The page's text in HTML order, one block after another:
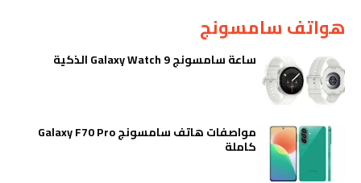
هواتف سامسونج
ساعة سامسونج Galaxy Watch 9 الذكية
مواصفات هاتف سامسونج Galaxy F70 Pro
كاملة